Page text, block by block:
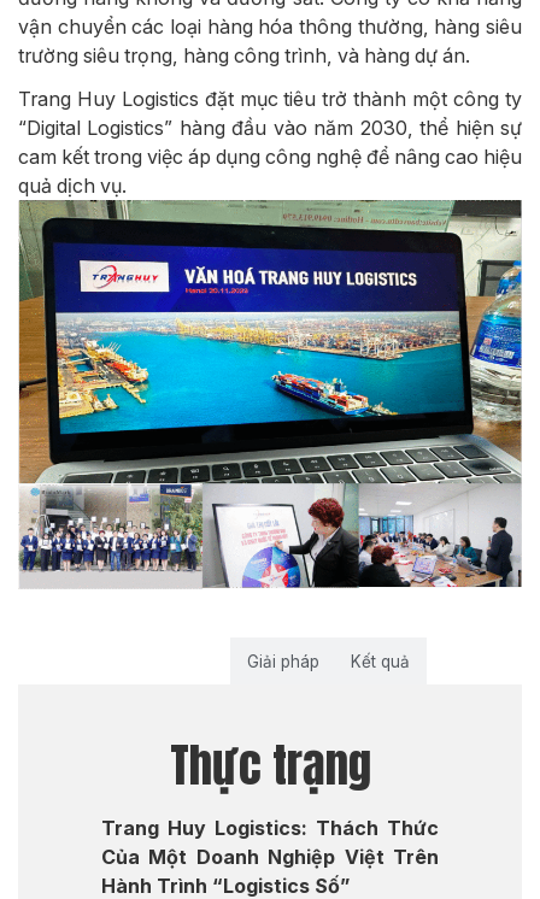
vận chuyển các loại hàng hóa thông thường, hàng siêu
trường siêu trọng, hàng công trình, và hàng dự án.
Trang Huy Logistics đặt mục tiêu trở thành một công ty
“Digital Logistics” hàng đầu vào năm 2030, thể hiện sự
cam kết trong việc áp dụng công nghệ để nâng cao hiệu
quả dịch vụ.
Giải pháp Kết quả
Thực trạng
Trang Huy Logistics: Thách Thức
Của Một Doanh Nghiệp Việt Trên
Hành Trình “Logistics Số”